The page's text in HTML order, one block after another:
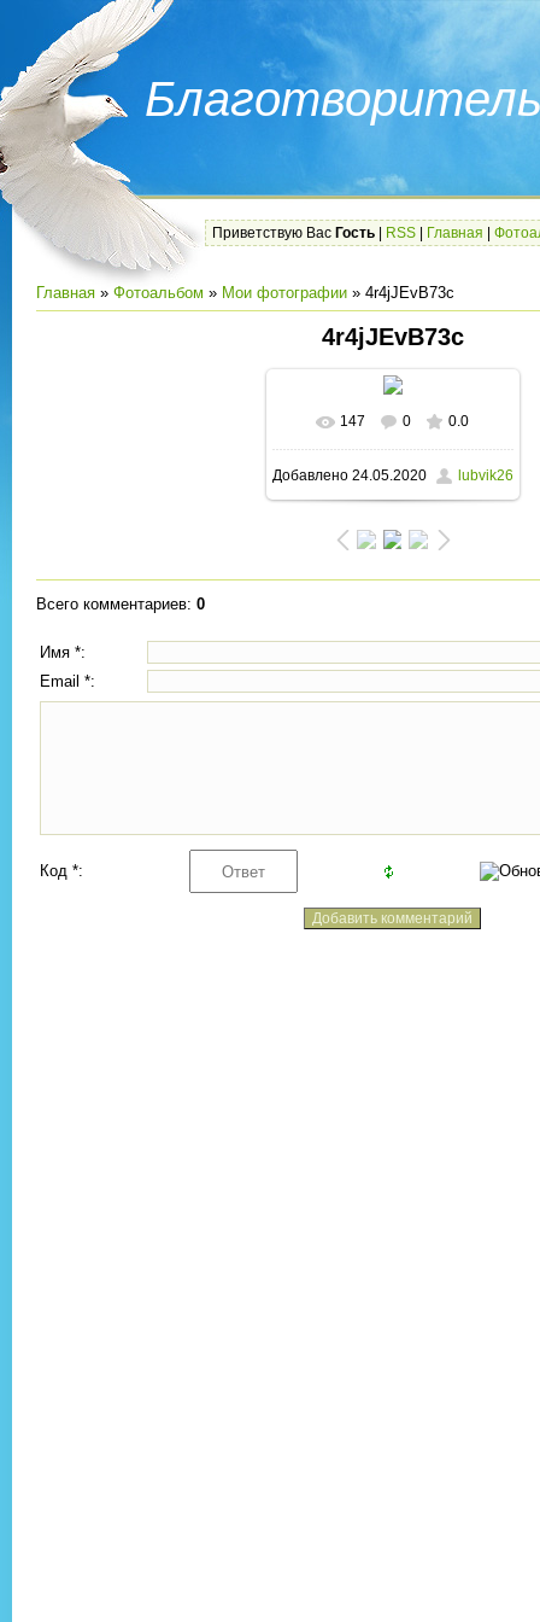
Приветствую Вас Гость RSS Главная
Главная » Фотоальбом » Мои фотографии » 4r4jJEvB73c
4r4jJEvB73c
В реальном размере
1280x720/ 180.6Kb
147 0 0.0
Добавлено24.05.2020 lubvik26
Всего комментариев: 0
Имя *:
Email *:
Код *: